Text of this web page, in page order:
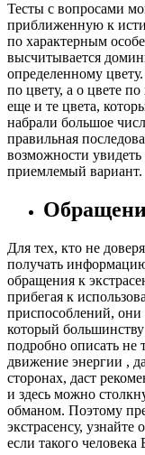
Тесты с вопросами
приближенную к
по характерным
высчитывается
определенному
по цвету, а о цвете
еще и те цвета,
набрали большое
правильная
возможности
приемлемый вариант.
Для тех, кто не
получать
обращения к
прибегая к
приспособлений, они
который
подробно описать не
движение энергии ,
сторонах, даст
и здесь можно
обманом. Поэтому
экстрасенсу,
если такого человека